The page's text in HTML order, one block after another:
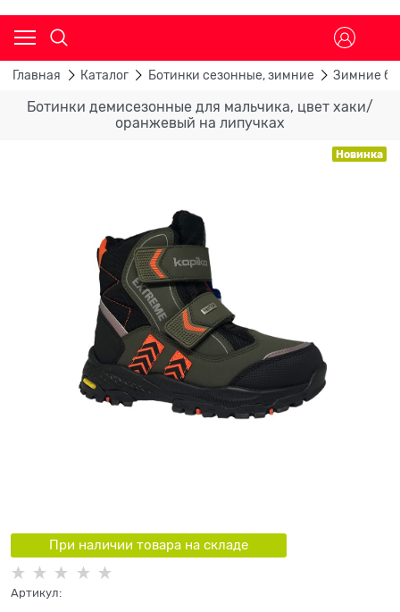
Главная Каталог Ботинки сезонные, зимние Зимние
Ботинки демисезонные для мальчика, цвет хаки/
оранжевый на липучках
Новинка
При наличии товара на складе
Артикул: